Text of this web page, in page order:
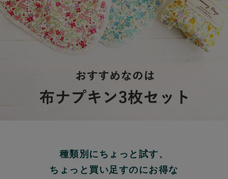
種類別にちょっと試す、
ちょっと買い足すのにお得な